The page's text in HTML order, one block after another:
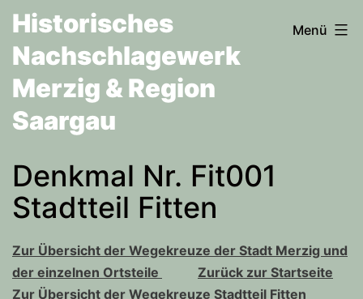
Zum
Inhalt
springen
Historisches
Nachschlagewerk
Merzig & Region
Saargau
Menü
Denkmal Nr. Fit001
Stadtteil Fitten
Zur Übersicht der Wegekreuze der Stadt Merzig und
der einzelnen Ortsteile
Zurück zur Startseite
Zur Übersicht der Wegekreuze Stadtteil Fitten